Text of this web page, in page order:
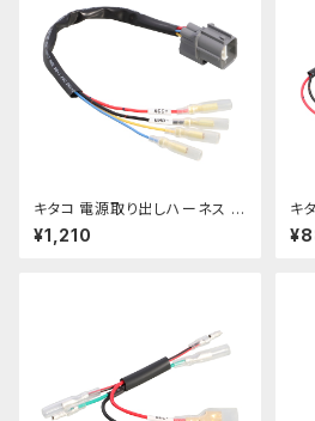
キタコ 電源取り出しハーネス H
RCグロム etc【756-144391
0】
¥1,210
キ
ー